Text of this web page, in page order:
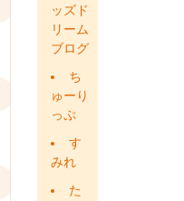
ッズド
リーム
ブログ
ち
ゅーり
っぷ
す
みれ
た